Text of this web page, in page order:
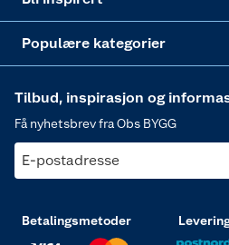
Populære kategorier
Tilbud, inspirasjon og
Få nyhetsbrev fra Obs BYGG
E-postadresse
Betalingsmetoder